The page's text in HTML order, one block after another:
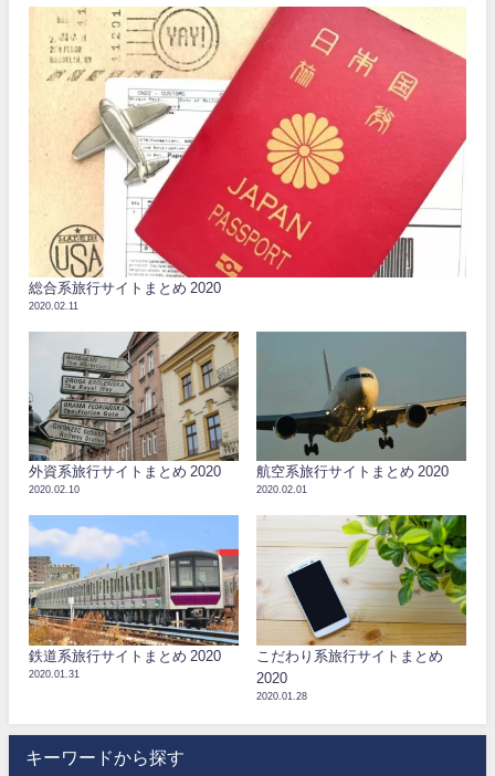
総合系旅行サイトまとめ 2020
2020.02.11
外資系旅行サイトまとめ 2020
2020.02.10
航空系旅行サイトまとめ 2020
2020.02.01
鉄道系旅行サイトまとめ 2020
2020.01.31
こだわり系旅行サイトまとめ
2020
2020.01.28
キーワードから探す